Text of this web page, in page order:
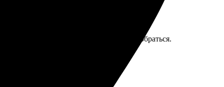
Работники отзывчивые, помогли разобраться.